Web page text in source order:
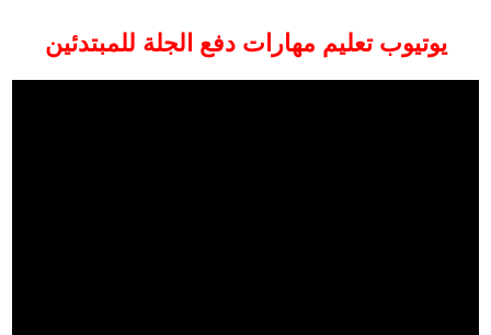
يوتيوب تعليم مهارات دفع الجلة للمبتدئين